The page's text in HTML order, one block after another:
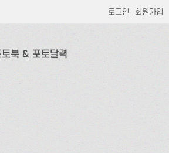
로그인 회원가입
북 & 포토달력